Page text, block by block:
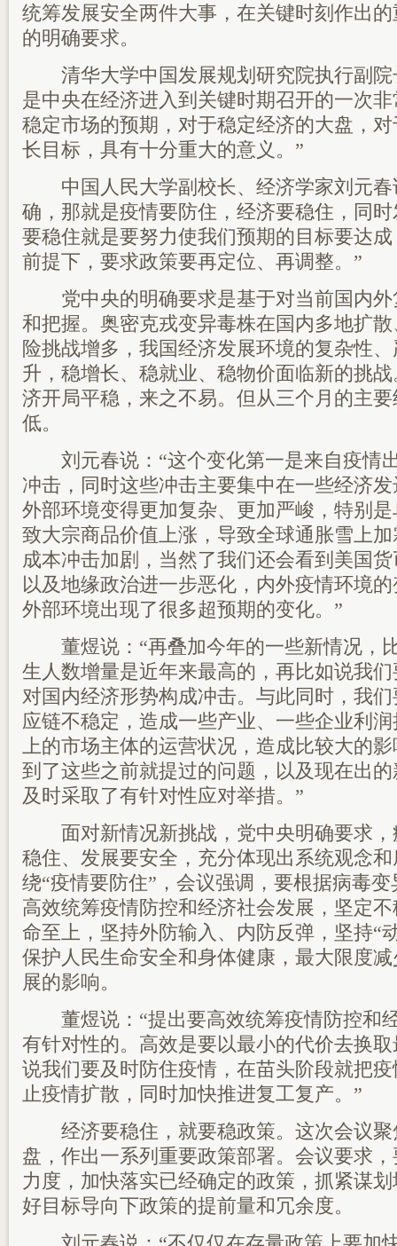
统筹发展安全两件大事，在关键时刻作出
的明确要求。
清华大学中国发展规划研究院执行副院
是中央在经济进入到关键时期召开的一次
稳定市场的预期，对于稳定经济的大盘，
长目标，具有十分重大的意义。”
中国人民大学副校长、经济学家刘元春
确，那就是疫情要防住，经济要稳住，同
要稳住就是要努力使我们预期的目标要达
前提下，要求政策要再定位、再调整。”
党中央的明确要求是基于对当前国内外
和把握。奥密克戎变异毒株在国内多地扩
险挑战增多，我国经济发展环境的复杂性
升，稳增长、稳就业、稳物价面临新的挑
济开局平稳，来之不易。但从三个月的主
低。
刘元春说：“这个变化第一是来自疫情
冲击，同时这些冲击主要集中在一些经济
外部环境变得更加复杂、更加严峻，特别
致大宗商品价值上涨，导致全球通胀雪上
成本冲击加剧，当然了我们还会看到美国
以及地缘政治进一步恶化，内外疫情环境
外部环境出现了很多超预期的变化。”
董煜说：“再叠加今年的一些新情况，
生人数增量是近年来最高的，再比如说我
对国内经济形势构成冲击。与此同时，我
应链不稳定，造成一些产业、一些企业利
上的市场主体的运营状况，造成比较大的
到了这些之前就提过的问题，以及现在出
及时采取了有针对性应对举措。”
面对新情况新挑战，党中央明确要求，
稳住、发展要安全，充分体现出系统观念
绕“疫情要防住”，会议强调，要根据病毒
高效统筹疫情防控和经济社会发展，坚定
命至上，坚持外防输入、内防反弹，坚持“
保护人民生命安全和身体健康，最大限度
展的影响。
董煜说：“提出要高效统筹疫情防控和
有针对性的。高效是要以最小的代价去换
说我们要及时防住疫情，在苗头阶段就把
止疫情扩散，同时加快推进复工复产。”
经济要稳住，就要稳政策。这次会议聚
盘，作出一系列重要政策部署。会议要求
力度，加快落实已经确定的政策，抓紧谋
好目标导向下政策的提前量和冗余度。